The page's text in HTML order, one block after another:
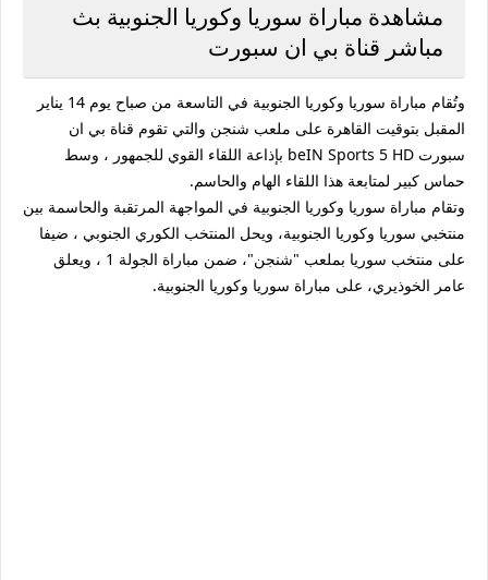
مشاهدة مباراة سوريا وكوريا الجنوبية بث
مباشر قناة بي ان سبورت
وتُقام مباراة سوريا وكوريا الجنوبية في التاسعة من صباح يوم 14 يناير
المقبل بتوقيت القاهرة على ملعب شنجن والتي تقوم قناة بي ان
سبورت beIN Sports 5 HD بإذاعة اللقاء القوي للجمهور ، وسط
حماس كبير لمتابعة هذا اللقاء الهام والحاسم.
وتقام مباراة سوريا وكوريا الجنوبية في المواجهة المرتقبة والحاسمة بين
منتخبي سوريا وكوريا الجنوبية، ويحل المنتخب الكوري الجنوبي ، ضيفا
على منتخب سوريا بملعب "شنجن"، ضمن مباراة الجولة 1 ، ويعلق
عامر الخوذيري، على مباراة سوريا وكوريا الجنوبية.